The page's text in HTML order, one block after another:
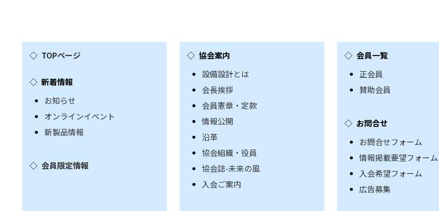
TOPページ
新着情報
お知らせ
オンラインイベント
新製品情報
会員限定情報
協会案内
設備設計とは
会長挨拶
会員憲章・定款
情報公開
沿革
協会組織・役員
協会誌-未来の風
入会ご案内
会員一覧
正会員
賛助会員
お問合せ
お問合せフォーム
情報掲載要望フォーム
入会希望フォーム
広告募集